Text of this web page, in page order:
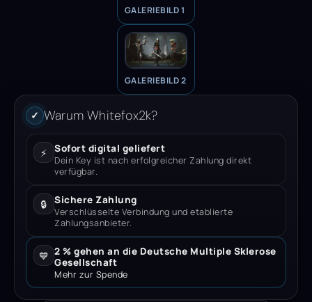
GALERIEBILD 1
GALERIEBILD 2
✓ Warum Whitefox2k?
⚡ Sofort digital geliefert
Dein Key ist nach erfolgreicher Zahlung direkt
verfügbar.
🔒 Sichere Zahlung
Verschlüsselte Verbindung und etablierte
Zahlungsanbieter.
💙 2 % gehen an die Deutsche Multiple Sklerose
Gesellschaft
Mehr zur Spende